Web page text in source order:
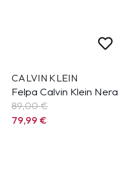
CALVIN KLEIN
Felpa Calvin Klein Nera
89,00 €
79,99€